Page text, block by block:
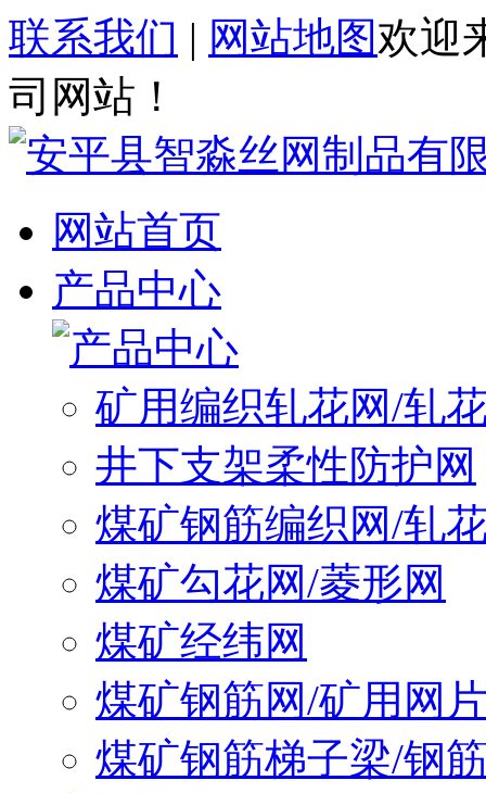
联系我们 | 网站地图欢迎
司网站！
网站首页
产品中心
矿用编织轧花网/轧
井下支架柔性防护网
煤矿钢筋编织网/轧
煤矿勾花网/菱形网
煤矿经纬网
煤矿钢筋网/矿用网
煤矿钢筋梯子梁/钢